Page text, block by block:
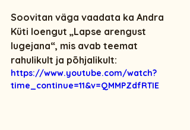
Soovitan väga vaadata ka Andra
Küti loengut „Lapse arengust
lugejana“, mis avab teemat
rahulikult ja põhjalikult:
https://www.youtube.com/watch?
time_continue=11&v=QMMPZdfRTIE